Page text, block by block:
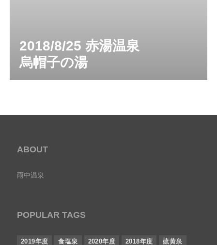
2018/8/25 赤湯温泉
烏帽子の湯
ABOUT
雨中温泉
POPULAR TAGS
2019年度 食塩泉 2020年度 2018年度 硫黄泉